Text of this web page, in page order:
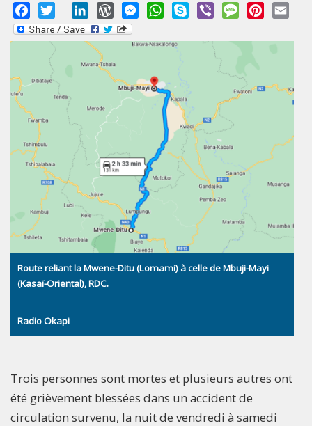
Facebook
Twitter LinkedInWordPressMessengerWhatsApp
Skype Viber MessagePinterest
Route reliant la Mwene-Ditu (Lomami) à celle de Mbuji-Mayi
(Kasaï-Oriental), RDC.
Radio Okapi
Trois personnes sont mortes et plusieurs autres ont
été grièvement blessées dans un accident de
circulation survenu, la nuit de vendredi à samedi